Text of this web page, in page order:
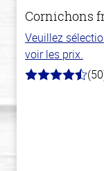
Cornichons
Veuillez
voir les prix.
4.1